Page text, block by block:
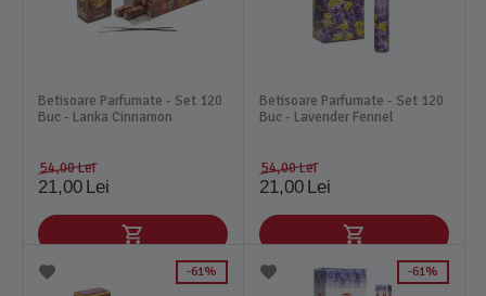
Betisoare Parfumate - Set 120
Buc - Lanka Cinnamon
54,00Lei
21,00 Lei
Betisoare Parfumate - Set 120
Buc - Lavender Fennel
54,00Lei
21,00 Lei
61% 61%